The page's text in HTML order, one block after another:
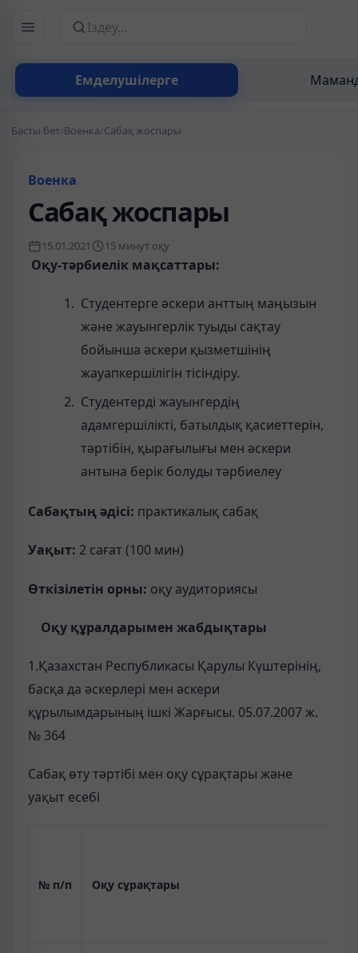
Емделушілерге
Сайттан іздеу
Басты бет/Военка/Сабақ жоспары
Военка
Сабақ жоспары
15.01.2021 15 минут оқу
Оқу-тәрбиелік мақсаттары:
Студентерге әскери анттың маңызын
және жауынгерлік туыды сақтау
бойынша әскери қызметшінің
жауапкершілігін тісіндіру.
Студентерді жауынгердің
адамгершілікті, батылдық қасиеттерін,
тәртібін, қырағылығы мен әскери
антына берік болуды тәрбиелеу
Сабақтың әдісі: практикалық сабақ
Уақыт: 2 сағат (100 мин)
Өткізілетін орны: оқу аудиториясы
Оқу құралдарымен жабдықтары
1.Қазахстан Республикасы Қарулы Күштерінің,
басқа да әскерлері мен әскери
құрылымдарының ішкі Жарғысы. 05.07.2007 ж.
№ 364
Сабақ өту тәртібі мен оқу сұрақтары және
уақыт есебі
№ п/п Оқу сұрақтары